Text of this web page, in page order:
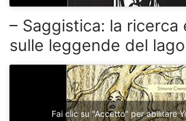
– Saggistica: la ricerca
sulle leggende del
Fai clic su "Accetto" per abilitare